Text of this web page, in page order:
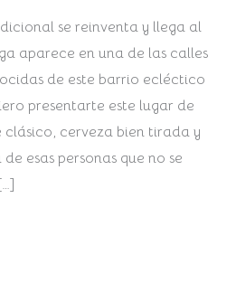
se reinventa y llega al
aparece en una de las calles
de este barrio ecléctico
presentarte este lugar de
cerveza bien tirada y
esas personas que no se